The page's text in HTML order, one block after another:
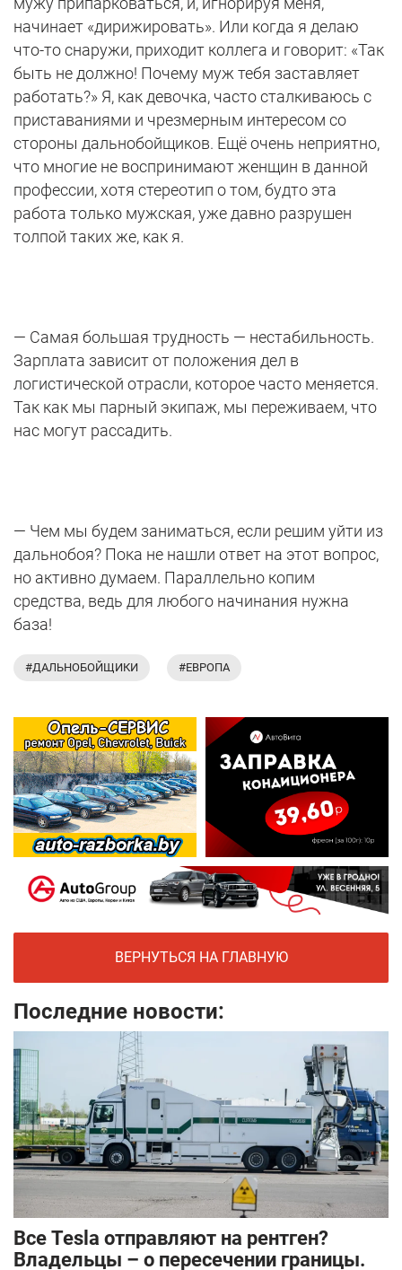
начинает «дирижировать». Или когда я делаю
что-то снаружи, приходит коллега и говорит: «Так
быть не должно! Почему муж тебя заставляет
работать?» Я, как девочка, часто сталкиваюсь с
приставаниями и чрезмерным интересом со
стороны дальнобойщиков. Ещё очень неприятно,
что многие не воспринимают женщин в данной
профессии, хотя стереотип о том, будто эта
работа только мужская, уже давно разрушен
толпой таких же, как я.
— Самая большая трудность — нестабильность.
Зарплата зависит от положения дел в
логистической отрасли, которое часто меняется.
Так как мы парный экипаж, мы переживаем, что
нас могут рассадить.
— Чем мы будем заниматься, если решим уйти из
дальнобоя? Пока не нашли ответ на этот вопрос,
но активно думаем. Параллельно копим
средства, ведь для любого начинания нужна
база!
#ДАЛЬНОБОЙЩИКИ #ЕВРОПА
ВЕРНУТЬСЯ НА ГЛАВНУЮ
Последние новости:
Все Tesla отправляют на рентген?
Владельцы – о пересечении границы.